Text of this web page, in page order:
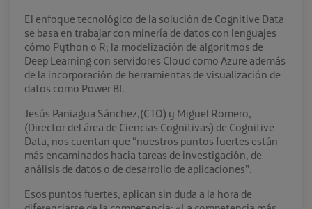
El enfoque tecnológico de la solución de Cognitive Data
se basa en trabajar con minería de datos con lenguajes
cómo Python o R; la modelización de algoritmos de
Deep Learning con servidores Cloud como Azure además
de la incorporación de herramientas de visualización de
datos como Power BI.
Jesús Paniagua Sánchez,(CTO) y Miguel Romero,
(Director del área de Ciencias Cognitivas) de Cognitive
Data, nos cuentan que “nuestros puntos fuertes están
más encaminados hacia tareas de investigación, de
análisis de datos o de desarrollo de aplicaciones”.
Esos puntos fuertes, aplican sin duda a la hora de